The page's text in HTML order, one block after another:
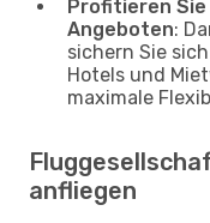
Profitieren Sie
Angeboten:
sichern Sie
Hotels und
maximale
anfliegen